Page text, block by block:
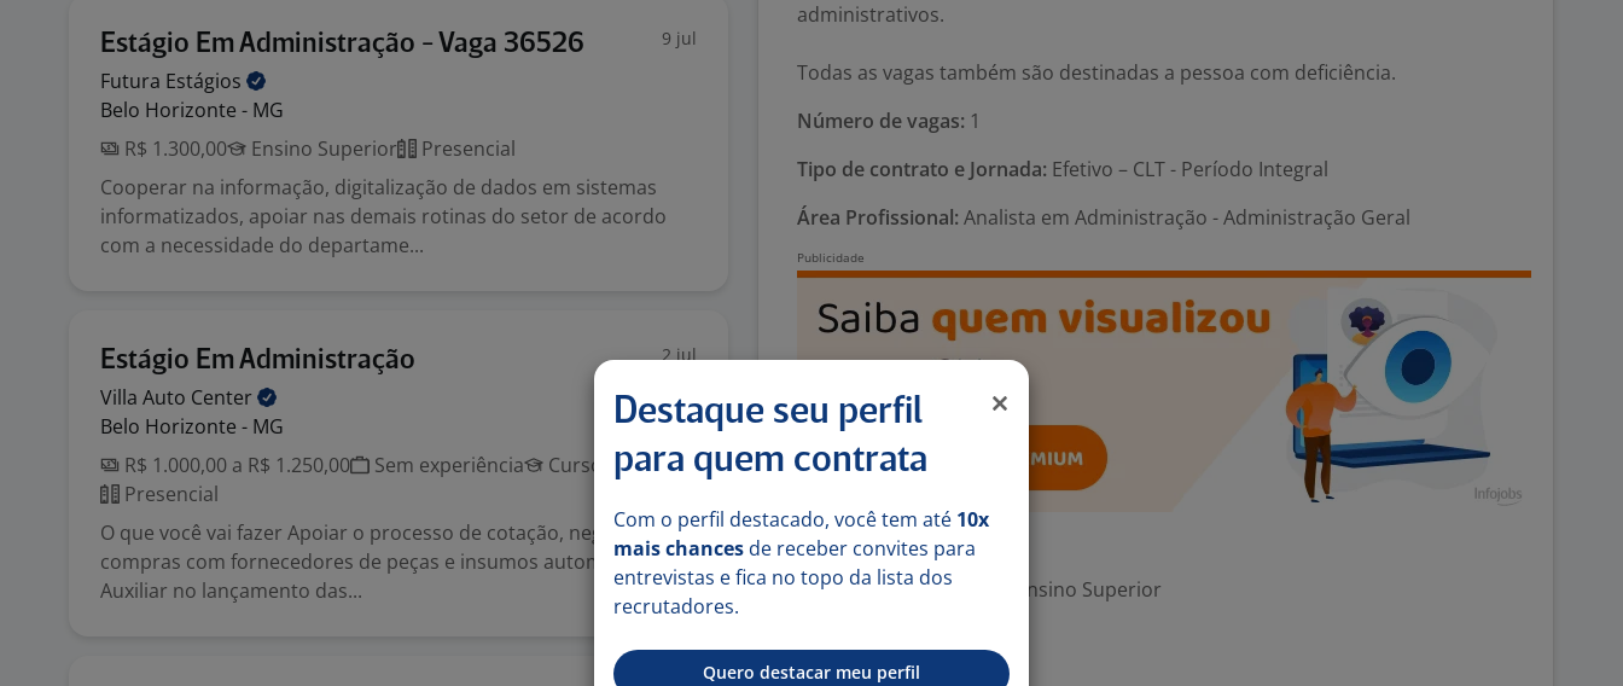
Estágio Em Administração - Vaga 36526 9 jul
Futura Estágios
Belo Horizonte - MG
R$ 1.300,00
Ensino Superior
Presencial
Cooperar na informação, digitalização de dados em sistemas
informatizados, apoiar nas demais rotinas do setor de acordo
com a necessidade do departame...
Estágio Em Administração 2 jul
Villa Auto Center
Belo Horizonte - MG
R$ 1.000,00 a R$ 1.250,00
Sem experiência
Curso Técnico
Presencial
O que você vai fazer Apoiar o processo de cotação, negociação e
compras com fornecedores de peças e insumos automotivos
Auxiliar no lançamento das...
administrativos.
Todas as vagas também são destinadas a pessoa com deficiência.
Número de vagas: 1
Tipo de contrato e Jornada: Efetivo – CLT - Período Integral
Área Profissional: Analista em Administração - Administração Geral
Exigências
Escolaridade Mínima: Ensino Superior
Valorizado
Destaque seu perfil
para quem contrata
Com o perfil destacado, você tem até 10x
mais chances de receber convites para
entrevistas e fica no topo da lista dos
recrutadores.
Quero destacar meu perfil